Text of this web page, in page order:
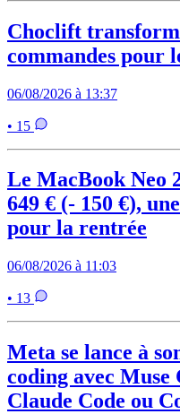
Choclift
commandes pour
06/08/2026 à 13:37
• 15
Le MacBook Neo
649 € (- 150 €),
pour la rentrée
06/08/2026 à 11:03
• 13
Meta se lance à
coding avec Muse
Claude Code ou